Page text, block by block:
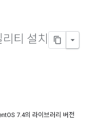
티 설치
7.4의 라이브러리 버전